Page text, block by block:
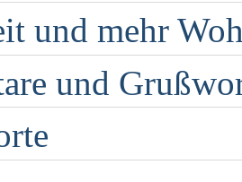
und mehr
und